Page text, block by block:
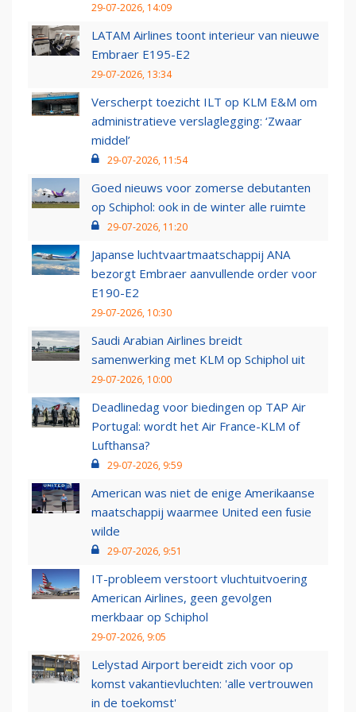
29-07-2026, 14:09
LATAM Airlines toont interieur van nieuwe
Embraer E195-E2
29-07-2026, 13:34
Verscherpt toezicht ILT op KLM E&M om
administratieve verslaglegging: ‘Zwaar
middel’
29-07-2026, 11:54
Goed nieuws voor zomerse debutanten
op Schiphol: ook in de winter alle ruimte
29-07-2026, 11:20
Japanse luchtvaartmaatschappij ANA
bezorgt Embraer aanvullende order voor
E190-E2
29-07-2026, 10:30
Saudi Arabian Airlines breidt
samenwerking met KLM op Schiphol uit
29-07-2026, 10:00
Deadlinedag voor biedingen op TAP Air
Portugal: wordt het Air France-KLM of
Lufthansa?
29-07-2026, 9:59
American was niet de enige Amerikaanse
maatschappij waarmee United een fusie
wilde
29-07-2026, 9:51
IT-probleem verstoort vluchtuitvoering
American Airlines, geen gevolgen
merkbaar op Schiphol
29-07-2026, 9:05
Lelystad Airport bereidt zich voor op
komst vakantievluchten: 'alle vertrouwen
in de toekomst'